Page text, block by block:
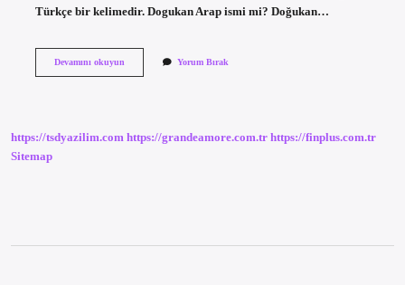
Türkçe bir kelimedir. Dogukan Arap ismi mi? Doğukan…
Devamını okuyunDoğukan
Yorum Bırak
https://tsdyazilim.com https://grandeamore.com.tr https://finplus.com.tr
Sitemap